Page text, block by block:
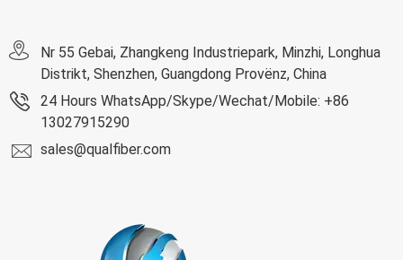
Nr 55 Gebai, Zhangkeng Industriepark, Minzhi, Longhua
Distrikt, Shenzhen, Guangdong Provënz, China
24 Hours WhatsApp/Skype/Wechat/Mobile: +86
13027915290
sales@qualfiber.com